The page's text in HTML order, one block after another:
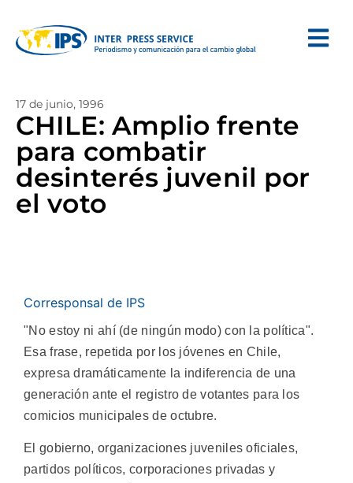
17 de junio, 1996
CHILE: Amplio frente
para combatir
desinterés juvenil por
el voto
Corresponsal de IPS
"No estoy ni ahí (de ningún modo) con la política".
Esa frase, repetida por los jóvenes en Chile,
expresa dramáticamente la indiferencia de una
generación ante el registro de votantes para los
comicios municipales de octubre.
El gobierno, organizaciones juveniles oficiales,
partidos políticos, corporaciones privadas y